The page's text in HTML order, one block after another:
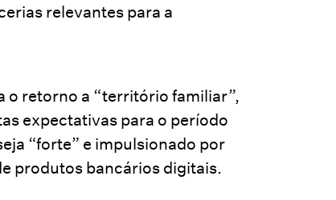
relevantes para a
o retorno a “território familiar”,
expectativas para o período
“forte” e impulsionado por
produtos bancários digitais.